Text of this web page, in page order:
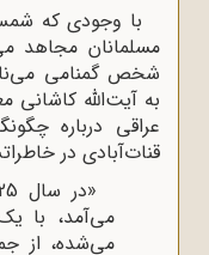
با وجودی که
مسلمانان مجاهد
شخص گمنامی
به آیت‌الله کاشانی
عراقی درباره
قنات‌آبادی در
می‌آمد، با
می‌شده، از